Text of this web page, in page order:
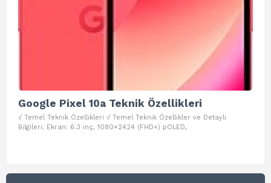
Google Pixel 10a Teknik Özellikleri
√ Temel Teknik Özellikleri √ Temel Teknik Özellikler ve Detaylı
Bilgileri. Ekran: 6.3 inç, 1080×2424 (FHD+) pOLED,